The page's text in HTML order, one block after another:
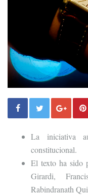
La iniciativa
constitucional.
El texto ha sido
Girardi,
Rabindranath